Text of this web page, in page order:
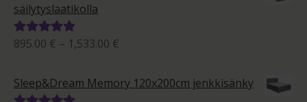
säilytyslaatikolla
Arvostelu
895.00 € – 1,533.00 €
1,533.00 €
Sleep&Dream Memory 120x200cm jenkkisänky